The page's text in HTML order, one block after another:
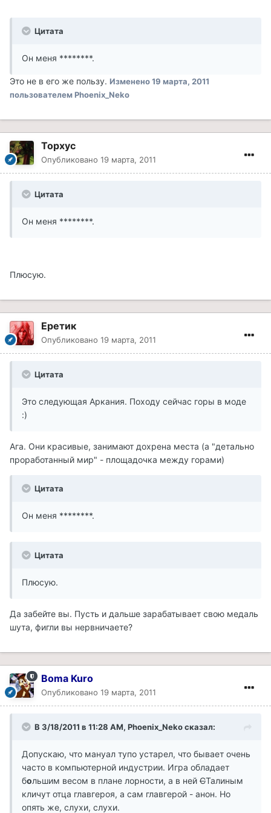
Цитата
Он меня ********.
Это не в его же пользу. Изменено19 марта, 2011
пользователем Phoenix_Neko
Topxyc
Опубликовано 19 марта, 2011
Цитата
Он меня ********.
Плюсую.
Еретик
Опубликовано 19 марта, 2011
Цитата
Это следующая Аркания. Походу сейчас горы в моде
:)
Ага. Они красивые, занимают дохрена места (а "детально
проработанный мир" - площадочка между горами)
Цитата
Он меня ********.
Цитата
Плюсую.
Да забейте вы. Пусть и дальше зарабатывает свою медаль
шута, фигли вы нервничаете?
Boma Kuro
Опубликовано 19 марта, 2011
В 3/18/2011 в 11:28 AM, Phoenix_Neko сказал:
Допускаю, что мануал тупо устарел, что бывает очень
часто в компьютерной индустрии. Игра обладает
большим весом в плане лорности, а в ней СТалиным
кличут отца главгероя, а сам главгерой - анон. Но
опять же, слухи, слухи.